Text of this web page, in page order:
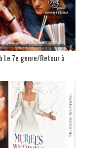
Le 7e genre/Retour à